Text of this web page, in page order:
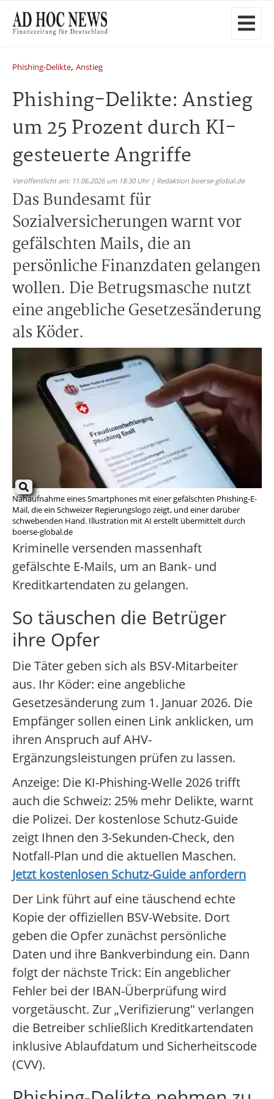
Phishing-Delikte, Anstieg
Phishing-Delikte: Anstieg
um 25 Prozent durch KI-
gesteuerte Angriffe
Veröffentlicht am: 11.06.2026 um 18:30 Uhr | Redaktion boerse-global.de
Das Bundesamt für
Sozialversicherungen warnt vor
gefälschten Mails, die an
persönliche Finanzdaten gelangen
wollen. Die Betrugsmasche nutzt
eine angebliche Gesetzesänderung
als Köder.
Nahaufnahme eines Smartphones mit einer gefälschten Phishing-E-
Mail, die ein Schweizer Regierungslogo zeigt, und einer darüber
schwebenden Hand. Illustration mit AI erstellt übermittelt durch
boerse-global.de
Kriminelle versenden massenhaft
gefälschte E-Mails, um an Bank- und
Kreditkartendaten zu gelangen.
So täuschen die Betrüger
ihre Opfer
Die Täter geben sich als BSV-Mitarbeiter
aus. Ihr Köder: eine angebliche
Gesetzesänderung zum 1. Januar 2026. Die
Empfänger sollen einen Link anklicken, um
ihren Anspruch auf AHV-
Ergänzungsleistungen prüfen zu lassen.
Anzeige: Die KI-Phishing-Welle 2026 trifft
auch die Schweiz: 25% mehr Delikte, warnt
die Polizei. Der kostenlose Schutz-Guide
zeigt Ihnen den 3-Sekunden-Check, den
Notfall-Plan und die aktuellen Maschen.
Jetzt kostenlosen Schutz-Guide anfordern
Der Link führt auf eine täuschend echte
Kopie der offiziellen BSV-Website. Dort
geben die Opfer zunächst persönliche
Daten und ihre Bankverbindung ein. Dann
folgt der nächste Trick: Ein angeblicher
Fehler bei der IBAN-Überprüfung wird
vorgetäuscht. Zur „Verifizierung" verlangen
die Betreiber schließlich Kreditkartendaten
inklusive Ablaufdatum und Sicherheitscode
(CVV).